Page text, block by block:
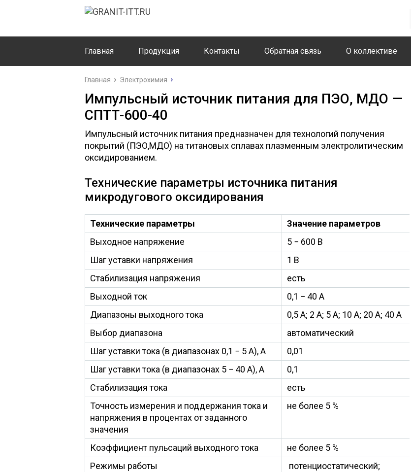
Главная Продукция Контакты Обратная связь О коллективе
Главная Электрохимия
Импульсный источник питания для ПЭО, МДО —
СПТТ-600-40
Импульсный источник питания предназначен для технологий получения
покрытий (ПЭО,МДО) на титановых сплавах плазменным электролитическим
оксидированием.
Технические параметры источника питания
микродугового оксидирования
Технические параметры
Значение параметров
Выходное напряжение
5 − 600 В
Шаг уставки напряжения
1 В
Стабилизация напряжения
есть
Выходной ток
0,1 − 40 А
Диапазоны выходного тока
0,5 А; 2 А; 5 А; 10 А; 20 А; 40 А
Выбор диапазона
автоматический
Шаг уставки тока (в диапазонах 0,1 − 5 А), А
0,01
Шаг уставки тока (в диапазонах 5 − 40 А), А
0,1
Стабилизация тока
есть
Точность измерения и поддержания тока и
напряжения в процентах от заданного
значения
не более 5 %
Коэффициент пульсаций выходного тока
не более 5 %
Режимы работы
потенциостатический;